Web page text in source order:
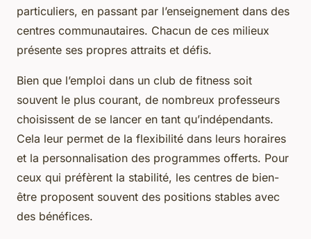
particuliers, en passant par l’enseignement dans des
centres communautaires. Chacun de ces milieux
présente ses propres attraits et défis.
Bien que l’emploi dans un club de fitness soit
souvent le plus courant, de nombreux professeurs
choisissent de se lancer en tant qu’indépendants.
Cela leur permet de la flexibilité dans leurs horaires
et la personnalisation des programmes offerts. Pour
ceux qui préfèrent la stabilité, les centres de bien-
être proposent souvent des positions stables avec
des bénéfices.